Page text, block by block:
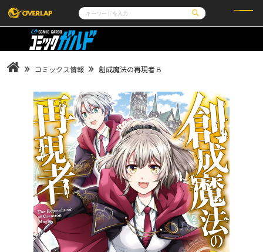
コミック
LiQulle
ライトノベル
ノベルスf
ポケットモンスター
アニメ
ゲーム
オーバーラップ広報室
企業
会社概要
採用情報
アクセス
オーバーラップホールディングス
お問い合わせはこちら
オーバーラップ文庫
オーバーラップノベルス
オーバーラップノベルスf
コミックス情報 創成魔法の再現者 8